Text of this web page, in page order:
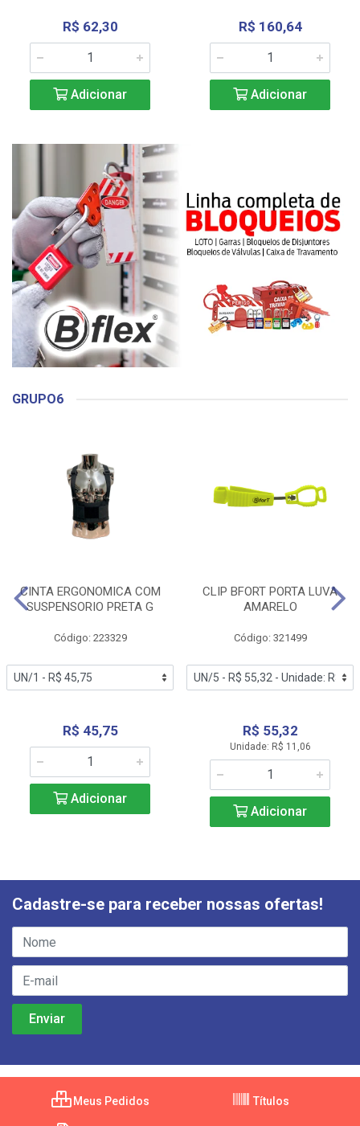
R$ 62,30
Adicionar
R$ 160,64
Adicionar
GRUPO6
CINTA ERGONOMICA COM
SUSPENSORIO PRETA G
Código: 223329
R$ 45,75
Adicionar
CLIP BFORT PORTA LUVA
AMARELO
Código: 321499
R$ 55,32
Unidade: R$ 11,06
Adicionar
Cadastre-se para receber nossas ofertas!
Meus Pedidos Títulos